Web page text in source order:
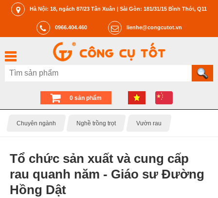
Hà Nội: 18, ngách 87/23 Tân Xuân | Sài Gòn: 181/31/15 Bình Thới, Q11
0966.404.460 lienhe@congcutot.vn
0 sản phẩm
Chuyên ngành Nghề trồng trọt Vườn rau
Tổ chức sản xuất và cung cấp
rau quanh năm - Giáo sư Đường
Hồng Dật